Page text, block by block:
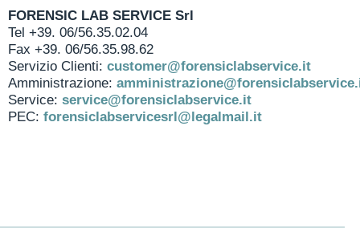
FORENSIC LAB SERVICE Srl
Tel +39. 06/56.35.02.04
Fax +39. 06/56.35.98.62
Servizio Clienti: customer@forensiclabservice.it
Amministrazione:
Service: service@forensiclabservice.it
PEC: forensiclabservicesrl@legalmail.it